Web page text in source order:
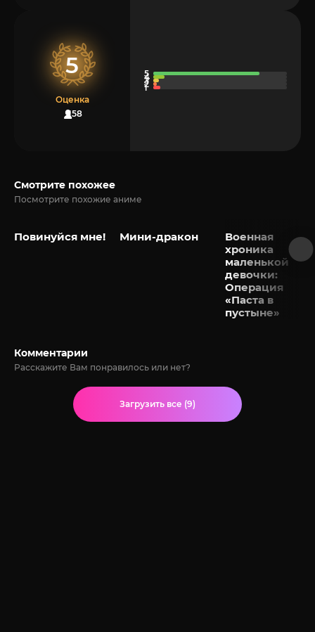
5
Оценка
158
Смотрите похожее
Посмотрите похожие аниме
Повинуйся мне! Мини-дракон
Военная
хроника
маленькой
девочки:
Операция
«Паста в
пустыне»
Комментарии
Расскажите Вам понравилось или нет?
Загрузить все (9)